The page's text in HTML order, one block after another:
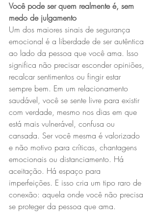
Você pode ser quem realmente é, sem
medo de julgamento
Um dos maiores sinais de segurança
emocional é a liberdade de ser autêntica
ao lado da pessoa que você ama. Isso
significa não precisar esconder opiniões,
recalcar sentimentos ou fingir estar
sempre bem. Em um relacionamento
saudável, você se sente livre para existir
com verdade, mesmo nos dias em que
está mais vulnerável, confusa ou
cansada. Ser você mesma é valorizado
e não motivo para críticas, chantagens
emocionais ou distanciamento. Há
aceitação. Há espaço para
imperfeições. E isso cria um tipo raro de
conexão: aquela onde você não precisa
se proteger da pessoa que ama.